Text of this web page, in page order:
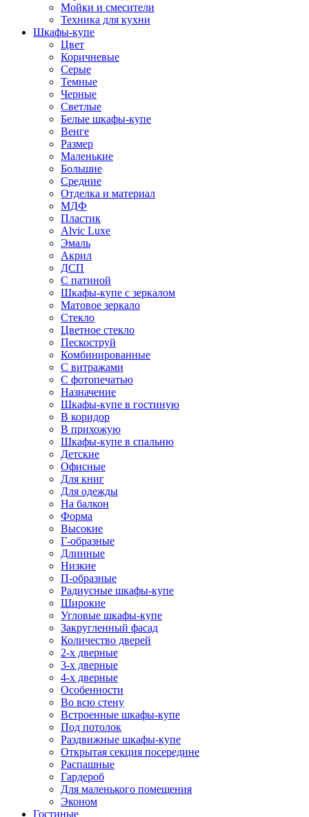
Мойки и смесители
Техника для кухни
Шкафы-купе
Цвет
Коричневые
Серые
Темные
Черные
Светлые
Белые шкафы-купе
Венге
Размер
Маленькие
Большие
Средние
Отделка и материал
МДФ
Пластик
Alvic Luxe
Эмаль
Акрил
ДСП
С патиной
Шкафы-купе с зеркалом
Матовое зеркало
Стекло
Цветное стекло
Пескоструй
Комбинированные
С витражами
С фотопечатью
Назначение
Шкафы-купе в гостиную
В коридор
В прихожую
Шкафы-купе в спальню
Детские
Офисные
Для книг
Для одежды
На балкон
Форма
Высокие
Г-образные
Длинные
Низкие
П-образные
Радиусные шкафы-купе
Широкие
Угловые шкафы-купе
Закругленный фасад
Количество дверей
2-х дверные
3-х дверные
4-х дверные
Особенности
Во всю стену
Встроенные шкафы-купе
Под потолок
Раздвижные шкафы-купе
Открытая секция посередине
Распашные
Гардероб
Для маленького помещения
Эконом
Гостиные